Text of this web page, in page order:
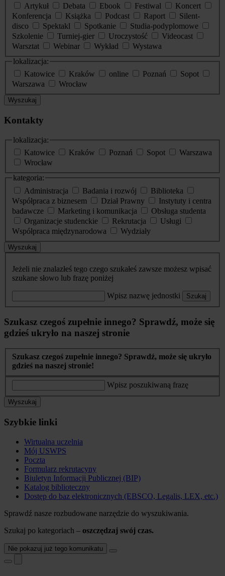
Artykuł
Debata Ebook Festiwal
Koncert
Konferencja
Książka Podcast Raport
Silent-
disco
Spektakl Spotkanie
Studia-podyplomowe
Szkolenie
Turniej-gier Uroczystość
Videocast
Warsztat
Webinar Wykład
Wystawa
lokalizacja:
Katowice
Kraków online Poznań
Sopot
Warszawa
Wrocław
Wyszukaj
Kontakty
lokalizacja:
Katowice
Kraków Poznań Sopot
Warszawa
Wrocław
kategoria:
Administracja
Badania i rozwój
Biblioteka
Współpraca z biznesem
Dział Prawny
Instytuty i centra
badawcze
Marketing i komunikacja
Obsługa studenta
Organizacje studenckie
Rekrutacja
Usługi
Współpraca międzynarodowa
Wydziały
Wyszukaj
Jeżeli nie znalazłeś tego czego szukałeś zawsze możesz wpisać
szukane słowo lub frazę poniżej
Wpisz nazwę jednostki Szukaj
Szukasz czegoś zupełnie innego? Sprawdź, może się
gdzieś ukryło na naszej stronie
Szukasz czegoś zupełnie innego? Sprawdź, może się ukryło
gdzieś na naszej stronie!
Wpisz poszukiwaną frazę
Wyszukaj
Szybkie linki
Wirtualna uczelnia
Mój USWPS
Poczta
Formularz rekrutacyny
Biuletyn Informacji Publicznej (BIP)
Katalog biblioteczny
Dostęp do baz elektronicznych (EBSCO, Legalis, LEX, etc.)
Sprawdź nasze rozbudowane narzędzie do wyszukiwania.
Szukaj po kategoriach – oszczędzaj swój czas.
Nie pokazuj już tego komunikatu